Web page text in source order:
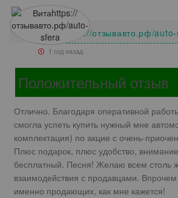
Витаhttps://отзывавто.рф/
1 год назад
Положительный отзыв
Отлично. Благодаря оперативной
смогла успеть купить нужный мне
комплектация) по акцие с очень-
Плюс подарок, плюс удобство,
бесплатный. Песня! Желаю всем столь
взаимодействия с продавцами. Впрочем
именно продающих, как мне кажется!